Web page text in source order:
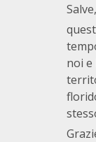
Salve,
noi e